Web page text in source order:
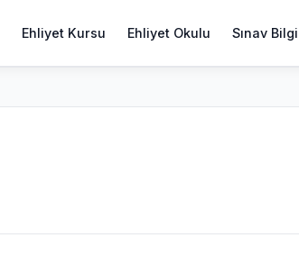
Ehliyet Kursu Ehliyet Okulu Sınav